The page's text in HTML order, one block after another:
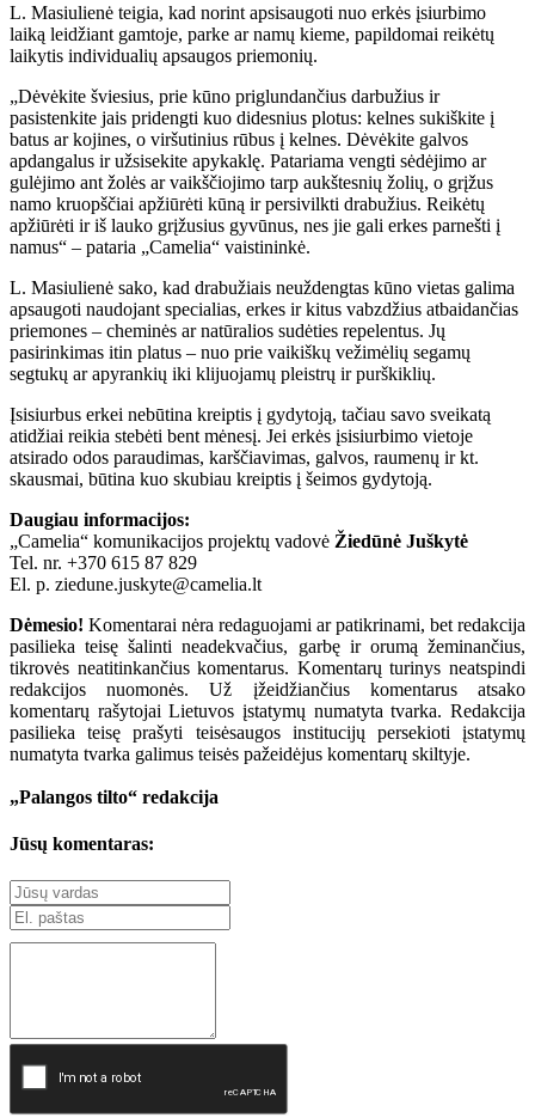
L. Masiulienė teigia, kad norint apsisaugoti nuo erkės įsiurbimo
laiką leidžiant gamtoje, parke ar namų kieme, papildomai reikėtų
laikytis individualių apsaugos priemonių.
„Dėvėkite šviesius, prie kūno priglundančius darbužius ir
pasistenkite jais pridengti kuo didesnius plotus: kelnes sukiškite į
batus ar kojines, o viršutinius rūbus į kelnes. Dėvėkite galvos
apdangalus ir užsisekite apykaklę. Patariama vengti sėdėjimo ar
gulėjimo ant žolės ar vaikščiojimo tarp aukštesnių žolių, o grįžus
namo kruopščiai apžiūrėti kūną ir persivilkti drabužius. Reikėtų
apžiūrėti ir iš lauko grįžusius gyvūnus, nes jie gali erkes parnešti į
namus“ – pataria „Camelia“ vaistininkė.
L. Masiulienė sako, kad drabužiais neuždengtas kūno vietas galima
apsaugoti naudojant specialias, erkes ir kitus vabzdžius atbaidančias
priemones – cheminės ar natūralios sudėties repelentus. Jų
pasirinkimas itin platus – nuo prie vaikiškų vežimėlių segamų
segtukų ar apyrankių iki klijuojamų pleistrų ir purškiklių.
Įsisiurbus erkei nebūtina kreiptis į gydytoją, tačiau savo sveikatą
atidžiai reikia stebėti bent mėnesį. Jei erkės įsisiurbimo vietoje
atsirado odos paraudimas, karščiavimas, galvos, raumenų ir kt.
skausmai, būtina kuo skubiau kreiptis į šeimos gydytoją.
Daugiau informacijos:
„Camelia“ komunikacijos projektų vadovė Žiedūnė Juškytė
Tel. nr. +370 615 87 829
El. p. ziedune.juskyte@camelia.lt
Dėmesio! Komentarai nėra redaguojami ar patikrinami, bet redakcija
pasilieka teisę šalinti neadekvačius, garbę ir orumą žeminančius,
tikrovės neatitinkančius komentarus. Komentarų turinys neatspindi
redakcijos nuomonės. Už įžeidžiančius komentarus atsako
komentarų rašytojai Lietuvos įstatymų numatyta tvarka. Redakcija
pasilieka teisę prašyti teisėsaugos institucijų persekioti įstatymų
numatyta tvarka galimus teisės pažeidėjus komentarų skiltyje.
„Palangos tilto“ redakcija
Jūsų komentaras: